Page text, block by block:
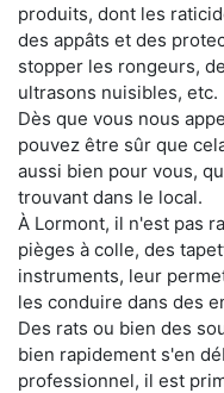
produits, dont les
des appâts et des
stopper les rongeurs,
ultrasons nuisibles, etc.
Dès que vous nous
pouvez être sûr que
aussi bien pour vous,
trouvant dans le local.
À Lormont, il n'est pas
pièges à colle, des
instruments, leur
les conduire dans des
Des rats ou bien des
bien rapidement s'en
professionnel, il est